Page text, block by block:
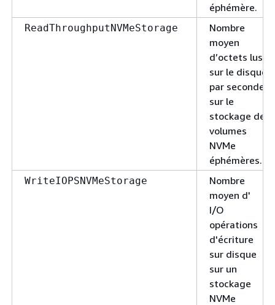
éphémère.
ReadThroughputNVMeStorage
Nombre
moyen
d’octets lus
sur le disque
par seconde
sur le
stockage de
volumes
NVMe
éphémères.
WriteIOPSNVMeStorage
Nombre
moyen d'
I/O
opérations
d'écriture
sur disque
sur un
stockage
NVMe